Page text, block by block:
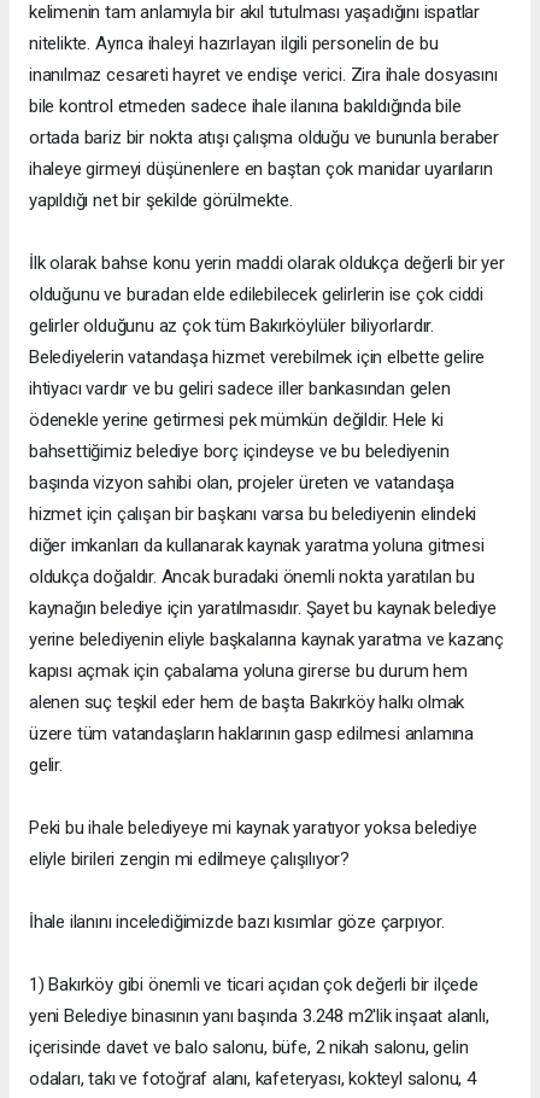
kelimenin tam anlamıyla bir akıl tutulması yaşadığını ispatlar
nitelikte. Ayrıca ihaleyi hazırlayan ilgili personelin de bu
inanılmaz cesareti hayret ve endişe verici. Zira ihale dosyasını
bile kontrol etmeden sadece ihale ilanına bakıldığında bile
ortada bariz bir nokta atışı çalışma olduğu ve bununla beraber
ihaleye girmeyi düşünenlere en baştan çok manidar uyarıların
yapıldığı net bir şekilde görülmekte.
İlk olarak bahse konu yerin maddi olarak oldukça değerli bir yer
olduğunu ve buradan elde edilebilecek gelirlerin ise çok ciddi
gelirler olduğunu az çok tüm Bakırköylüler biliyorlardır.
Belediyelerin vatandaşa hizmet verebilmek için elbette gelire
ihtiyacı vardır ve bu geliri sadece iller bankasından gelen
ödenekle yerine getirmesi pek mümkün değildir. Hele ki
bahsettiğimiz belediye borç içindeyse ve bu belediyenin
başında vizyon sahibi olan, projeler üreten ve vatandaşa
hizmet için çalışan bir başkanı varsa bu belediyenin elindeki
diğer imkanları da kullanarak kaynak yaratma yoluna gitmesi
oldukça doğaldır. Ancak buradaki önemli nokta yaratılan bu
kaynağın belediye için yaratılmasıdır. Şayet bu kaynak belediye
yerine belediyenin eliyle başkalarına kaynak yaratma ve kazanç
kapısı açmak için çabalama yoluna girerse bu durum hem
alenen suç teşkil eder hem de başta Bakırköy halkı olmak
üzere tüm vatandaşların haklarının gasp edilmesi anlamına
gelir.
Peki bu ihale belediyeye mi kaynak yaratıyor yoksa belediye
eliyle birileri zengin mi edilmeye çalışılıyor?
İhale ilanını incelediğimizde bazı kısımlar göze çarpıyor.
1) Bakırköy gibi önemli ve ticari açıdan çok değerli bir ilçede
yeni Belediye binasının yanı başında 3.248 m2'lik inşaat alanlı,
içerisinde davet ve balo salonu, büfe, 2 nikah salonu, gelin
odaları, takı ve fotoğraf alanı, kafeteryası, kokteyl salonu, 4